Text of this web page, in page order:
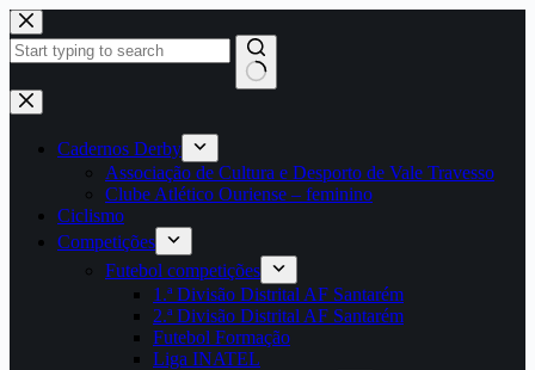
Pular
para
o
Sem
resultados
Cadernos Derby
Associação de Cultura e Desporto de Vale Travesso
Clube Atlético Ouriense – feminino
Ciclismo
Competições
Futebol competições
1.ª Divisão Distrital AF Santarém
2.ª Divisão Distrital AF Santarém
Futebol Formação
Liga INATEL